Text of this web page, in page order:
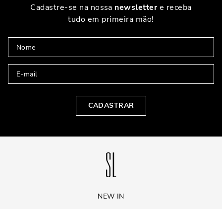
Cadastre-se na nossa newslettere receba
tudo em primeira mão!
CADASTRAR
NEW IN